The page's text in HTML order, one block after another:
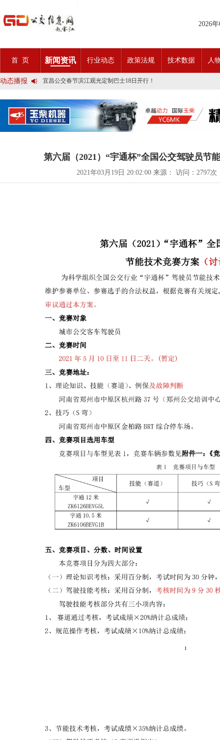
2026
首 页 新闻资讯 行业动态 政策法规 技术数据 人
动态播报
第九届公交都市发展论坛 (深圳)邀请函
石河子市公交公司荣获全国五一劳动奖状
宜昌公交春节滨江观光定制巴士18日开行！
创新 实践 沟通 | 聚焦「智慧公交」目标 助推公交转型发展——沪苏
岁月为鉴人民为证，百年北京公交实现历史性跨越！
今日生效！新《安全生产法》处罚条款对照
交通运输部、科学技术部发布关于科技创新驱动加快建设交通强国
2025市民出行新方案 | 久事公交开通首条需求响应式定制班线
石河子市公交公司荣获全国五一劳动奖状
宜昌公交春节滨江观光定制巴士18日开行！
传承张謇精神•厚植为民情怀•党建引领前行•文化润企发展——南通
第六届（2021）“宇通杯”全国公交驾驶员节
2021年03月19日 20:02:00 来源： 访问：2797次